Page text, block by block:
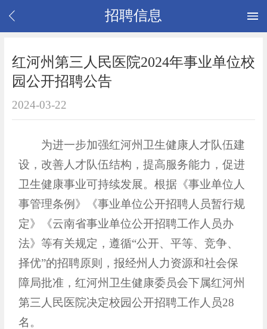
招聘信息
红河州第三人民医院2024年事业单位校
园公开招聘公告
2024-03-22
为进一步加强红河州卫生健康人才队伍建
设，改善人才队伍结构，提高服务能力，促进
卫生健康事业可持续发展。根据《事业单位人
事管理条例》《事业单位公开招聘人员暂行规
定》《云南省事业单位公开招聘工作人员办
法》等有关规定，遵循“公开、平等、竞争、
择优”的招聘原则，报经州人力资源和社会保
障局批准，红河州卫生健康委员会下属红河州
第三人民医院决定校园公开招聘工作人员28
名。